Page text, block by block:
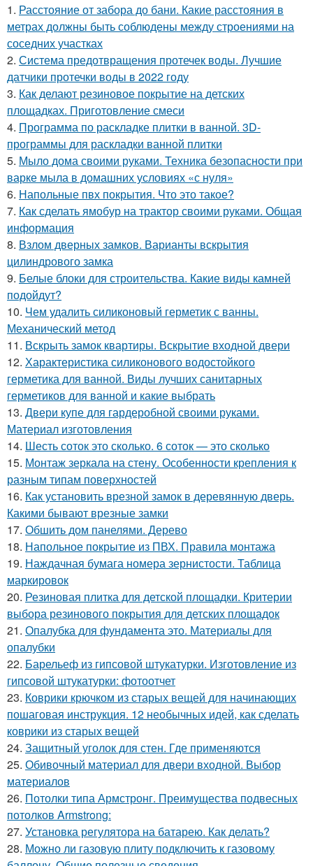
1. Расстояние от забора до бани. Какие расстояния в
метрах должны быть соблюдены между строениями на
соседних участках
2. Система предотвращения протечек воды. Лучшие
датчики протечки воды в 2022 году
3. Как делают резиновое покрытие на детских
площадках. Приготовление смеси
4. Программа по раскладке плитки в ванной. 3D-
программы для раскладки ванной плитки
5. Мыло дома своими руками. Техника безопасности при
варке мыла в домашних условиях «с нуля»
6. Напольные пвх покрытия. Что это такое?
7. Как сделать ямобур на трактор своими руками. Общая
информация
8. Взлом дверных замков. Варианты вскрытия
цилиндрового замка
9. Белые блоки для строительства. Какие виды камней
подойдут?
10. Чем удалить силиконовый герметик с ванны.
Механический метод
11. Вскрыть замок квартиры. Вскрытие входной двери
12. Характеристика силиконового водостойкого
герметика для ванной. Виды лучших санитарных
герметиков для ванной и какие выбрать
13. Двери купе для гардеробной своими руками.
Материал изготовления
14. Шесть соток это сколько. 6 соток — это сколько
15. Монтаж зеркала на стену. Особенности крепления к
разным типам поверхностей
16. Как установить врезной замок в деревянную дверь.
Какими бывают врезные замки
17. Обшить дом панелями. Дерево
18. Напольное покрытие из ПВХ. Правила монтажа
19. Наждачная бумага номера зернистости. Таблица
маркировок
20. Резиновая плитка для детской площадки. Критерии
выбора резинового покрытия для детских площадок
21. Опалубка для фундамента это. Материалы для
опалубки
22. Барельеф из гипсовой штукатурки. Изготовление из
гипсовой штукатурки: фотоотчет
23. Коврики крючком из старых вещей для начинающих
пошаговая инструкция. 12 необычных идей, как сделать
коврики из старых вещей
24. Защитный уголок для стен. Где применяются
25. Обивочный материал для двери входной. Выбор
материалов
26. Потолки типа Армстронг. Преимущества подвесных
потолков Armstrong:
27. Установка регулятора на батарею. Как делать?
28. Можно ли газовую плиту подключить к газовому